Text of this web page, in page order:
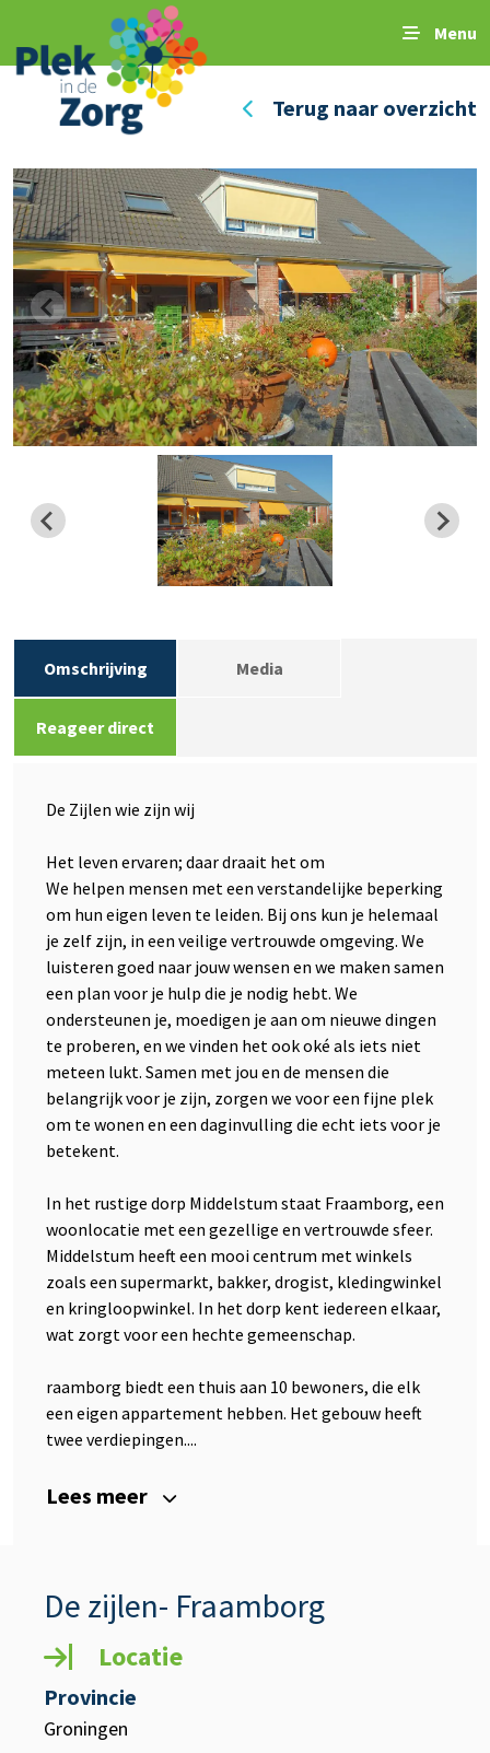
Menu
Terug naar overzicht
Omschrijving Media
Reageer direct
De Zijlen wie zijn wij
Het leven ervaren; daar draait het om
We helpen mensen met een verstandelijke beperking
om hun eigen leven te leiden. Bij ons kun je helemaal
je zelf zijn, in een veilige vertrouwde omgeving. We
luisteren goed naar jouw wensen en we maken samen
een plan voor je hulp die je nodig hebt. We
ondersteunen je, moedigen je aan om nieuwe dingen
te proberen, en we vinden het ook oké als iets niet
meteen lukt. Samen met jou en de mensen die
belangrijk voor je zijn, zorgen we voor een fijne plek
om te wonen en een daginvulling die echt iets voor je
betekent.
In het rustige dorp Middelstum staat Fraamborg, een
woonlocatie met een gezellige en vertrouwde sfeer.
Middelstum heeft een mooi centrum met winkels
zoals een supermarkt, bakker, drogist, kledingwinkel
en kringloopwinkel. In het dorp kent iedereen elkaar,
wat zorgt voor een hechte gemeenschap.
raamborg biedt een thuis aan 10 bewoners, die elk
een eigen appartement hebben. Het gebouw heeft
twee verdiepingen....
Lees meer
De zijlen- Fraamborg
Locatie
Provincie
Groningen